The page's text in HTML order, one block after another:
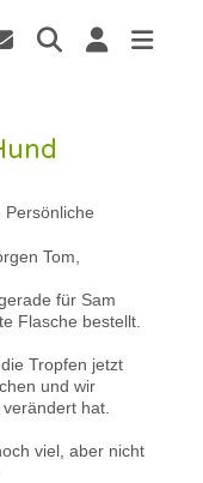
Persönliche
Tom,
für Sam
Flasche bestellt.
Tropfen jetzt
und wir
hat.
viel, aber nicht